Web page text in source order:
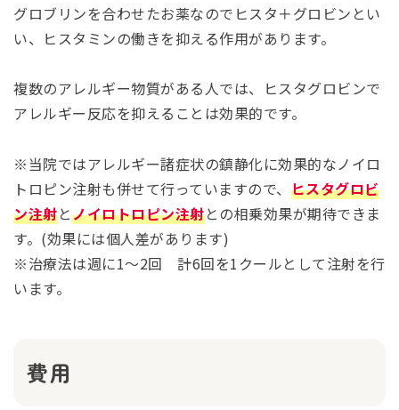
グロブリンを合わせたお薬なのでヒスタ＋グロビンとい
い、ヒスタミンの働きを抑える作用があります。
複数のアレルギー物質がある人では、ヒスタグロビンで
アレルギー反応を抑えることは効果的です。
※当院ではアレルギー諸症状の鎮静化に効果的なノイロ
トロピン注射も併せて行っていますので、 ヒスタグロビ
ン注射とノイロトロピン注射との相乗効果が期待できま
す。(効果には個人差があります)
※治療法は週に1～2回 計6回を1クールとして注射を行
います。
費用